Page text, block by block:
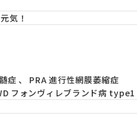
気！
症 、 PRA 進行性網膜萎縮症
フォンヴィレブランド病 type1